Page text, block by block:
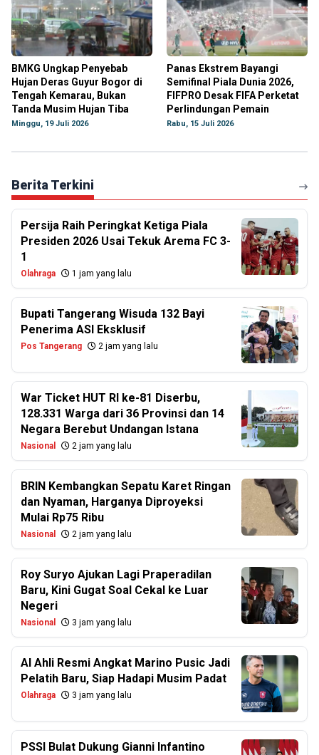
BMKG Ungkap Penyebab
Hujan Deras Guyur Bogor di
Tengah Kemarau, Bukan
Tanda Musim Hujan Tiba
Minggu, 19 Juli 2026
Panas Ekstrem Bayangi
Semifinal Piala Dunia 2026,
FIFPRO Desak FIFA Perketat
Perlindungan Pemain
Rabu, 15 Juli 2026
Berita Terkini
Persija Raih Peringkat Ketiga Piala
Presiden 2026 Usai Tekuk Arema FC 3-
1
Olahraga 1 jam yang lalu
Bupati Tangerang Wisuda 132 Bayi
Penerima ASI Eksklusif
Pos Tangerang 2 jam yang lalu
War Ticket HUT RI ke-81 Diserbu,
128.331 Warga dari 36 Provinsi dan 14
Negara Berebut Undangan Istana
Nasional 2 jam yang lalu
BRIN Kembangkan Sepatu Karet Ringan
dan Nyaman, Harganya Diproyeksi
Mulai Rp75 Ribu
Nasional 2 jam yang lalu
Roy Suryo Ajukan Lagi Praperadilan
Baru, Kini Gugat Soal Cekal ke Luar
Negeri
Nasional 3 jam yang lalu
Al Ahli Resmi Angkat Marino Pusic Jadi
Pelatih Baru, Siap Hadapi Musim Padat
Olahraga 3 jam yang lalu
PSSI Bulat Dukung Gianni Infantino